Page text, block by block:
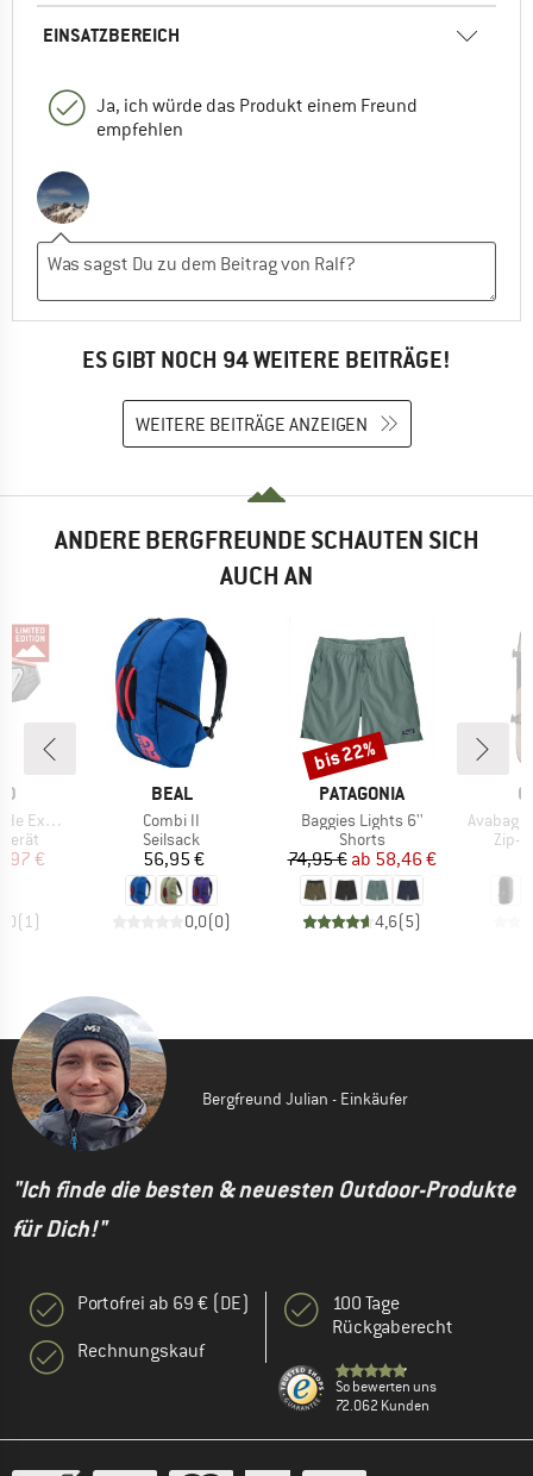
EINSATZBEREICH
Ja, ich würde das Produkt einem Freund
empfehlen
ES GIBT NOCH 94 WEITERE BEITRÄGE!
WEITERE BEITRÄGE ANZEIGEN
ANDERE BERGFREUNDE SCHAUTEN SICH
AUCH AN
Preis
€
( 1)
MARKE
BEAL
Artikel
Combi II
Produktgruppe
Seilsack
Preis
56,95 €
0,0(0)
MARKE
PATAGONIA
Artikel
Baggies Lights 6''
Produktgruppe
Shorts
Preis
74,95 € reduzierter Preis
ab 58,46 €
4,6(5)
Rabatt
bis 22%
Artikel
Avabag
Zip-
Bergfreund Julian - Einkäufer
"Ich finde die besten & neuesten Outdoor-Produkte
für Dich!"
Portofrei ab 69 € (DE)
Rechnungskauf
100 Tage
Rückgaberecht
So bewerten uns
72.062 Kunden